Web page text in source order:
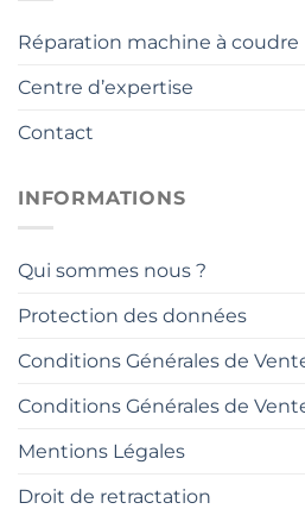
Réparation machine à coudre
Centre d’expertise
Contact
INFORMATIONS
Qui sommes nous ?
Protection des données
Conditions Générales de
Conditions Générales de
Mentions Légales
Droit de retractation